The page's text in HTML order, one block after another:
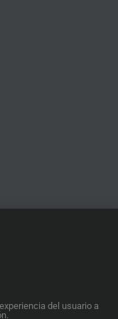
del usuario a